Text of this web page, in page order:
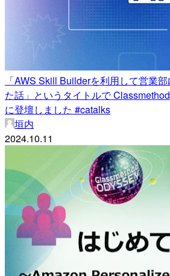
「AWS Skill Builderを利用して営業
た話」というタイトルで
に登壇しました #catalks
垣内
2024.10.11